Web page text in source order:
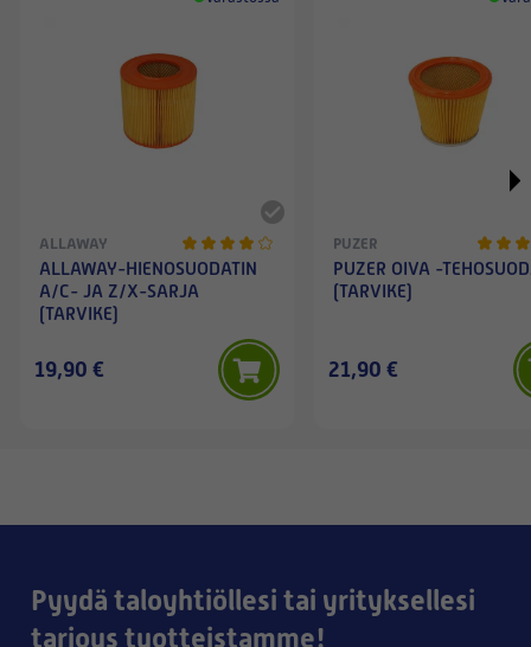
ALLAWAY
ALLAWAY-HIENOSUODATIN
A/C- JA Z/X-SARJA
(TARVIKE)
19,90 €
PUZER
PUZER OIVA -
(TARVIKE)
21,90 €
Pyydä taloyhtiöllesi tai yrityksellesi
tarjous tuotteistamme!